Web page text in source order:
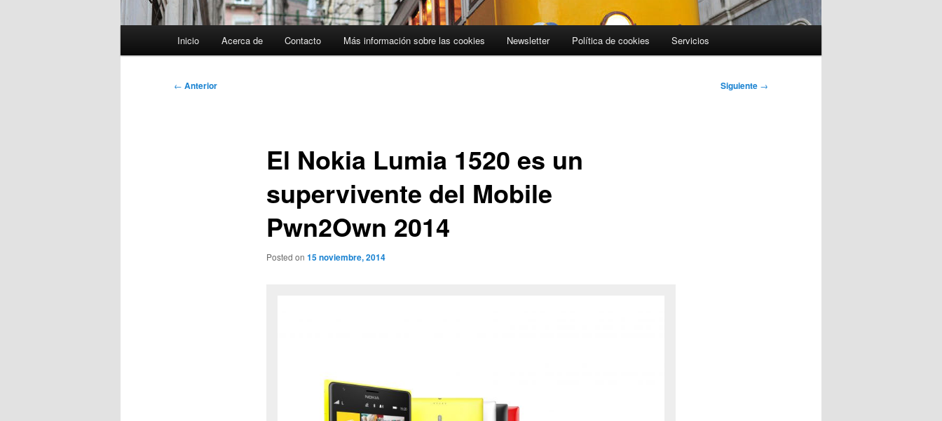
Inicio Acerca de Contacto Más información sobre las cookies Newsletter Política de cookies Servicios
Navegación
← Anterior Siguiente →
El Nokia Lumia 1520 es un
supervivente del Mobile
Pwn2Own 2014
Posted on 15 noviembre, 2014